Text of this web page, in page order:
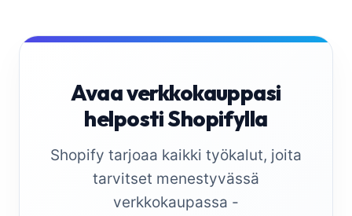
Avaa verkkokauppasi
helposti Shopifylla
Shopify tarjoaa kaikki työkalut, joita
tarvitset menestyvässä
verkkokaupassa -